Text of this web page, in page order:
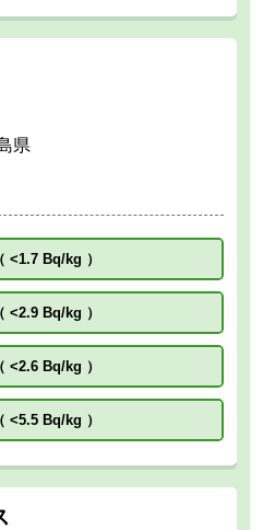
県
（ <1.7 Bq/kg ）
（ <2.9 Bq/kg ）
（ <2.6 Bq/kg ）
（ <5.5 Bq/kg ）